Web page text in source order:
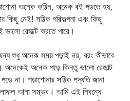
অনেক কঠিন, অনেক বই পড়তে হয়,
নেই! সঠিক পরিকল্পনা এবং কিছু
রেজাল্ট করতে পারে।
শুধু অনেক সময় পড়াই নয়, বরং কীভাবে
অনেকেই অনেক পড়ে কিন্তু ভালো রেজাল্ট
পড়ে না। পড়াশোনার সঠিক পদ্ধতি জানা
আনা সম্ভব। আমি এই নিবন্ধে